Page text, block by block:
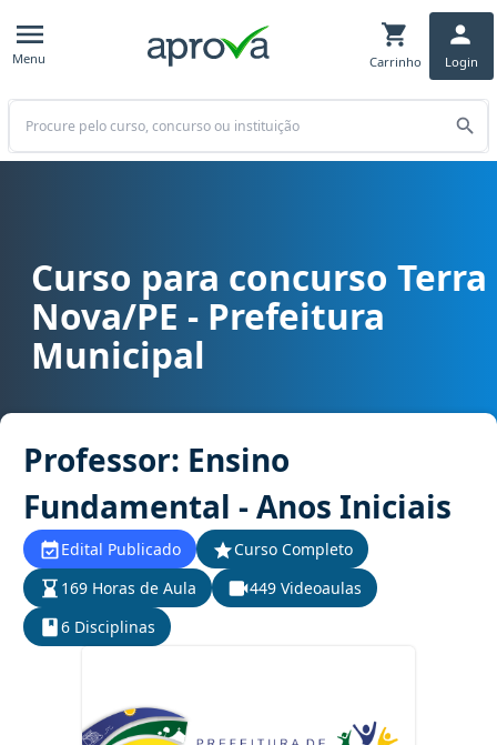
Menu Carrinho Login
Buscar
Curso para concurso Terra Nova/PE - Prefeitura Municipal cargo
Curso para concurso Terra
Nova/PE - Prefeitura
Municipal
Professor: Ensino
Fundamental - Anos Iniciais
Edital Publicado
Curso Completo
169 Horas de Aula
449 Videoaulas
6 Disciplinas